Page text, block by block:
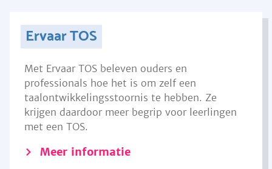
Ervaar TOS
Met Ervaar TOS beleven ouders en
professionals hoe het is om zelf een
taalontwikkelingsstoornis te hebben. Ze
krijgen daardoor meer begrip voor leerlingen
met een TOS.
Meer informatie